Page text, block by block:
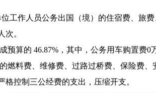
工作人员公务出国（境）的住宿费、旅
次。
预算的 46.87%，其中，公务用车购置费
燃料费、维修费、过路过桥费、保险费、
控制三公经费的支出，压缩开支。